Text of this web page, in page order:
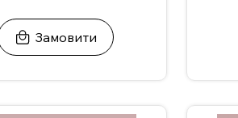
Замовити